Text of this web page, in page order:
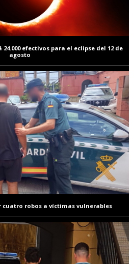
efectivos para el eclipse del 12 de
agosto
cuatro robos a víctimas vulnerables